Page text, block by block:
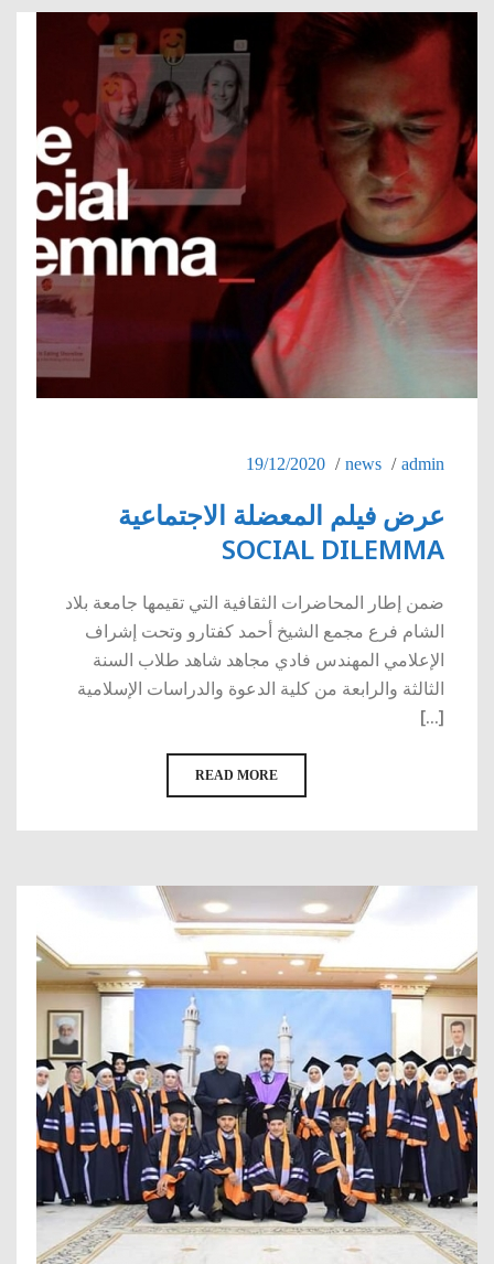
admin
news
19/12/2020
عرض فيلم المعضلة الاجتماعية
SOCIAL DILEMMA
ضمن إطار المحاضرات الثقافية التي تقيمها جامعة بلاد
الشام فرع مجمع الشيخ أحمد كفتارو وتحت إشراف
الإعلامي المهندس فادي مجاهد شاهد طلاب السنة
الثالثة والرابعة من كلية الدعوة والدراسات الإسلامية
[...]
READ MORE